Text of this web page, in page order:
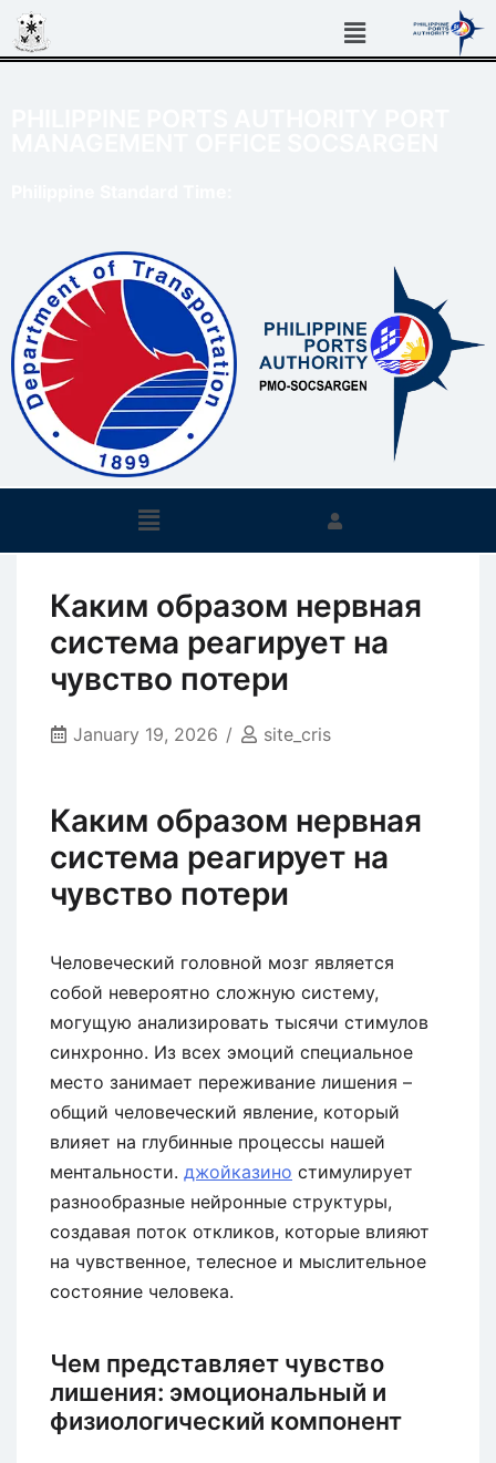
Каким образом нервная
система реагирует на
чувство потери
January 19, 2026 site_cris
Каким образом нервная
система реагирует на
чувство потери
Человеческий головной мозг является
собой невероятно сложную систему,
могущую анализировать тысячи стимулов
синхронно. Из всех эмоций специальное
место занимает переживание лишения –
общий человеческий явление, который
влияет на глубинные процессы нашей
ментальности. джойказино стимулирует
разнообразные нейронные структуры,
создавая поток откликов, которые влияют
на чувственное, телесное и мыслительное
состояние человека.
Чем представляет чувство
лишения: эмоциональный и
физиологический компонент